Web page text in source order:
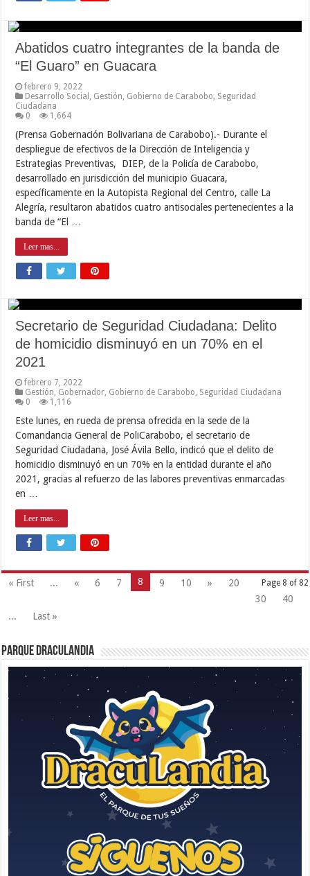
Abatidos cuatro integrantes de la banda de
“El Guaro” en Guacara
febrero 9, 2022
Desarrollo Social
Gestión Gobierno de Carabobo Seguridad
Ciudadana
0
1,664
(Prensa Gobernación Bolivariana de Carabobo).- Durante el
despliegue de efectivos de la Dirección de Inteligencia y
Estrategias Preventivas, DIEP, de la Policía de Carabobo,
desarrollado en jurisdicción del municipio Guacara,
específicamente en la Autopista Regional del Centro, calle La
Alegría, resultaron abatidos cuatro antisociales pertenecientes a la
banda de “El …
Leer mas...
Secretario de Seguridad Ciudadana: Delito
de homicidio disminuyó en un 70% en el
2021
febrero 7, 2022
Gestión Gobernador Gobierno de Carabobo Seguridad Ciudadana
0
1,116
Este lunes, en rueda de prensa ofrecida en la sede de la
Comandancia General de PoliCarabobo, el secretario de
Seguridad Ciudadana, José Ávila Bello, indicó que el delito de
homicidio disminuyó en un 70% en la entidad durante el año
2021, gracias al refuerzo de las labores preventivas enmarcadas
en …
Leer mas...
Page 8 of 82
« First ... « 6 7 8 9 10 »
20
30
40
...
Last »
Parque Draculandia